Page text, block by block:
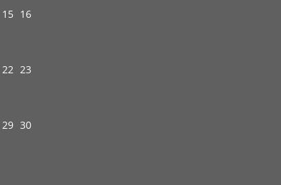
15 16
22 23
29 30